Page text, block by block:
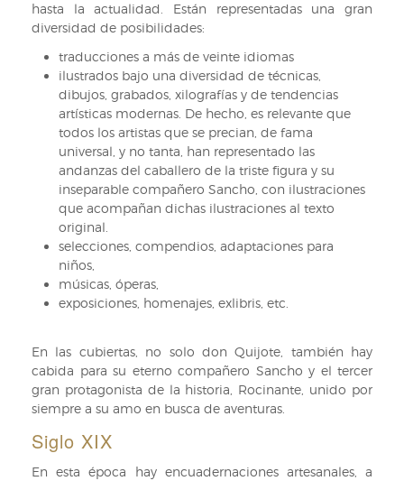
hasta la actualidad. Están representadas una gran
diversidad de posibilidades:
traducciones a más de veinte idiomas
ilustrados bajo una diversidad de técnicas,
dibujos, grabados, xilografías y de tendencias
artísticas modernas. De hecho, es relevante que
todos los artistas que se precian, de fama
universal, y no tanta, han representado las
andanzas del caballero de la triste figura y su
inseparable compañero Sancho, con ilustraciones
que acompañan dichas ilustraciones al texto
original.
selecciones, compendios, adaptaciones para
niños,
músicas, óperas,
exposiciones, homenajes, exlibris, etc.
En las cubiertas, no solo don Quijote, también hay
cabida para su eterno compañero Sancho y el tercer
gran protagonista de la historia, Rocinante, unido por
siempre a su amo en busca de aventuras.
Siglo XIX
En esta época hay encuadernaciones artesanales, a